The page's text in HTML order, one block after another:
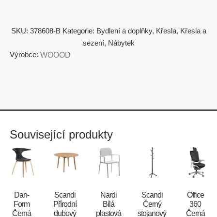
SKU: 378608-B Kategorie: Bydlení a doplňky, Křesla, Křesla a
sezení, Nábytek
Výrobce: WOOOD
Související produkty
​​​​​Dan-
Form
Černá
Scandi
Přírodní
dubový
Nardi
Bílá
plastová
Scandi
Černý
stojanový
Office
360
Černá